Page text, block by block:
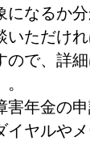
になるか
いただけ
ので、詳
害年金の
イヤルや